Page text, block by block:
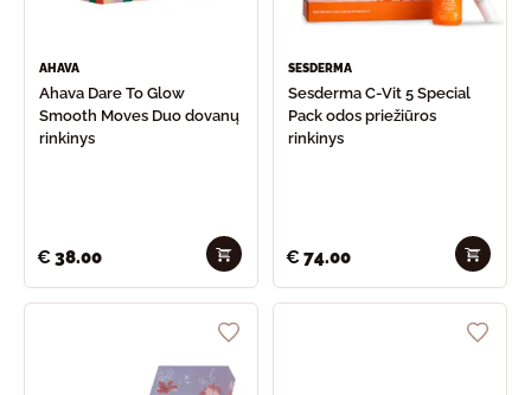
AHAVA
Ahava Dare To Glow
Smooth Moves Duo dovanų
rinkinys
€38.00
SESDERMA
Sesderma C-Vit 5 Special
Pack odos priežiūros
rinkinys
€74.00